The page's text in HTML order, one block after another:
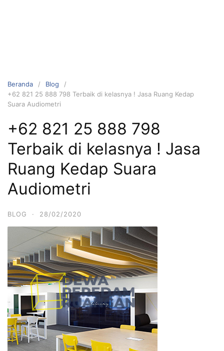
Beranda
Blog
+62 821 25 888 798 Terbaik di kelasnya ! Jasa Ruang Kedap
Suara Audiometri
+62 821 25 888 798
Terbaik di kelasnya ! Jasa
Ruang Kedap Suara
Audiometri
BLOG · 28/02/2020